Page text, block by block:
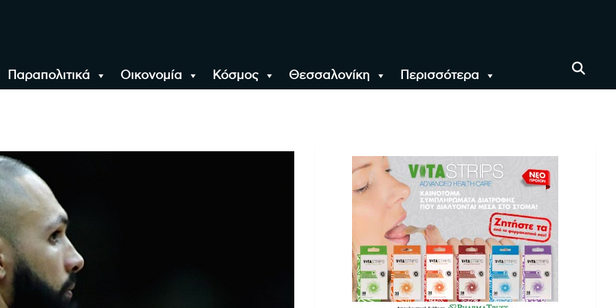
Παραπολιτικά Οικονομία Κόσμος Θεσσαλονίκη Περισσότερα